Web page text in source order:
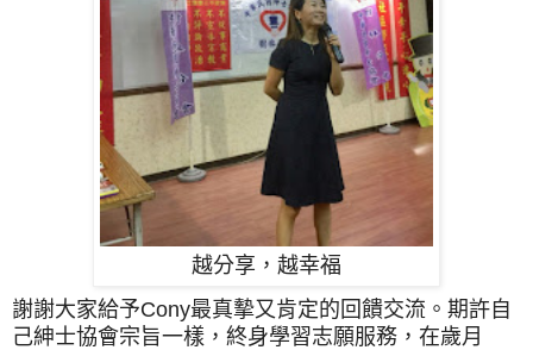
越分享，越幸福
謝謝大家給予Cony最真摰又肯定的回饋交流。期許自
己紳士協會宗旨一樣， 終身學習志願服務，在歲月